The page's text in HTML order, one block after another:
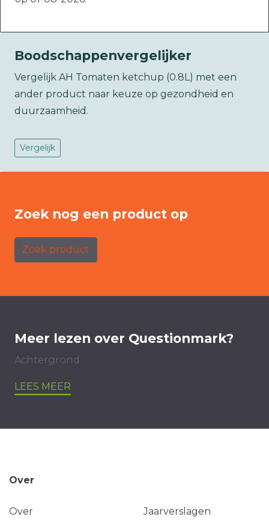
Boodschappenvergelijker
Vergelijk AH Tomaten ketchup (0.8L) met een
ander product naar keuze op gezondheid en
duurzaamheid.
Vergelijk
Zoek nog een product op
Zoek product
Meer lezen over Questionmark?
Achtergrond
LEES MEER
Over
Over Jaarverslagen